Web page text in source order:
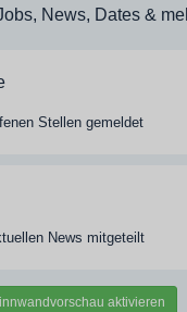
News, Dates &
Stellen gemeldet
News mitgeteilt
aktivieren